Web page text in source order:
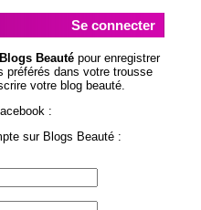
Se connecter
Blogs Beautépour enregistrer
préférés dans votre trousse
votre blog beauté.
:
sur Blogs Beauté :